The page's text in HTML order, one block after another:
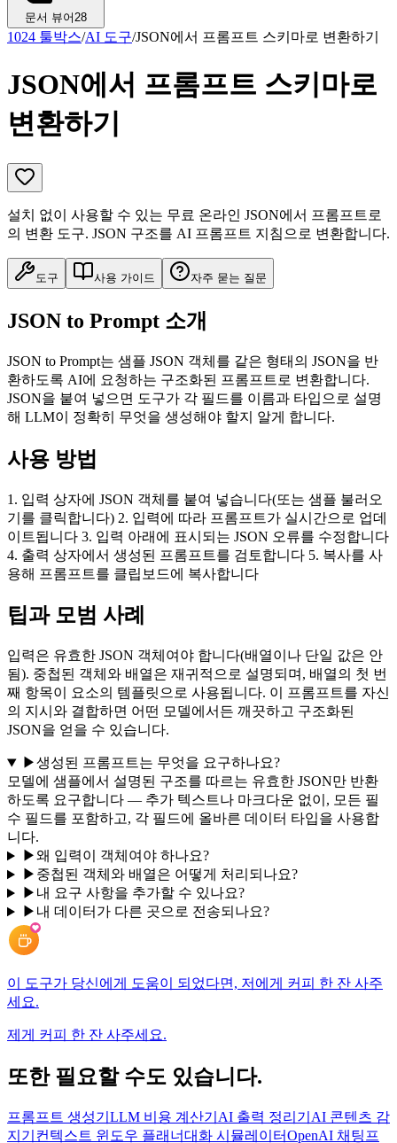
문서 뷰어28
1024 툴박스/AI 도구/JSON에서 프롬프트 스키마로 변환하기
JSON에서 프롬프트 스키마로
변환하기
설치 없이 사용할 수 있는 무료 온라인 JSON에서 프롬프트로
의 변환 도구. JSON 구조를 AI 프롬프트 지침으로 변환합니다.
도구 사용 가이드 자주 묻는 질문
JSON to Prompt 소개
JSON to Prompt는 샘플 JSON 객체를 같은 형태의 JSON을 반
환하도록 AI에 요청하는 구조화된 프롬프트로 변환합니다.
JSON을 붙여 넣으면 도구가 각 필드를 이름과 타입으로 설명
해 LLM이 정확히 무엇을 생성해야 할지 알게 합니다.
사용 방법
1. 입력 상자에 JSON 객체를 붙여 넣습니다(또는 샘플 불러오
기를 클릭합니다) 2. 입력에 따라 프롬프트가 실시간으로 업데
이트됩니다 3. 입력 아래에 표시되는 JSON 오류를 수정합니다
4. 출력 상자에서 생성된 프롬프트를 검토합니다 5. 복사를 사
용해 프롬프트를 클립보드에 복사합니다
팁과 모범 사례
입력은 유효한 JSON 객체여야 합니다(배열이나 단일 값은 안
됨). 중첩된 객체와 배열은 재귀적으로 설명되며, 배열의 첫 번
째 항목이 요소의 템플릿으로 사용됩니다. 이 프롬프트를 자신
의 지시와 결합하면 어떤 모델에서든 깨끗하고 구조화된
JSON을 얻을 수 있습니다.
▶생성된 프롬프트는 무엇을 요구하나요?
모델에 샘플에서 설명된 구조를 따르는 유효한 JSON만 반환
하도록 요구합니다 — 추가 텍스트나 마크다운 없이, 모든 필
수 필드를 포함하고, 각 필드에 올바른 데이터 타입을 사용합
니다.
▶왜 입력이 객체여야 하나요?
▶ 중첩된 객체와 배열은 어떻게 처리되나요?
▶ 내 요구 사항을 추가할 수 있나요?
▶ 내 데이터가 다른 곳으로 전송되나요?
이 도구가 당신에게 도움이 되었다면, 저에게 커피 한 잔 사주
세요.
제게 커피 한 잔 사주세요.
또한 필요할 수도 있습니다.
프롬프트 생성기 LLM 비용 계산기 AI 출력 정리기 AI 콘텐츠 감
지기 컨텍스트 윈도우 플래너대화 시뮬레이터OpenAI 채팅 프